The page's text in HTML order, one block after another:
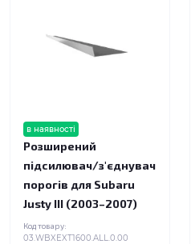
в наявності
Розширений
підсилювач/з'єднувач
порогів для Subaru
Justy III (2003–2007)
Код товару:
03.WBXEXT1600.ALL.0.00